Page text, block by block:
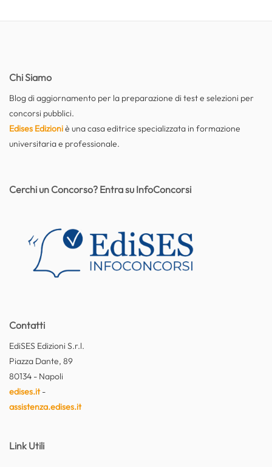
Chi Siamo
Blog di aggiornamento per la preparazione di test e selezioni per
concorsi pubblici.
Edises Edizioniè una casa editrice specializzata in formazione
universitaria e professionale.
Contatti
EdiSES Edizioni S.r.l.
Piazza Dante, 89
80134 - Napoli
edises.it-
assistenza.edises.it
Link Utili
Cerchi un Concorso? Entra su InfoConcorsi